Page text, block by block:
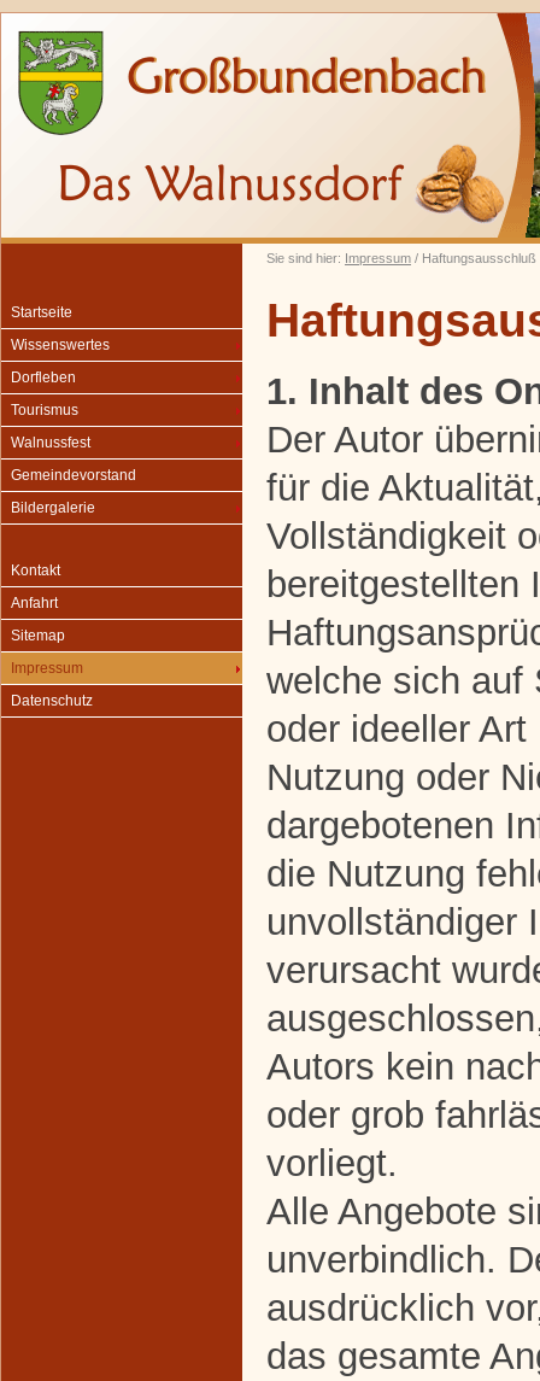
Sie sind hier: Impressum / Haftungsausschluß
Startseite
Wissenswertes
Dorfleben
Tourismus
Walnussfest
Gemeindevorstand
Bildergalerie
Kontakt
Anfahrt
Sitemap
Impressum
Datenschutz
1. Inhalt des
Der Autor
für die
Vollständigkeit
bereitgestellten
welche sich auf
oder ideeller
Nutzung oder
dargebotenen
die Nutzung
unvollständiger
verursacht
Autors kein
oder grob
vorliegt.
Alle Angebote
unverbindlich.
ausdrücklich
das gesamte